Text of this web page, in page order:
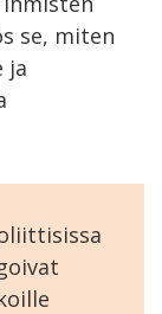
se, miten
ja